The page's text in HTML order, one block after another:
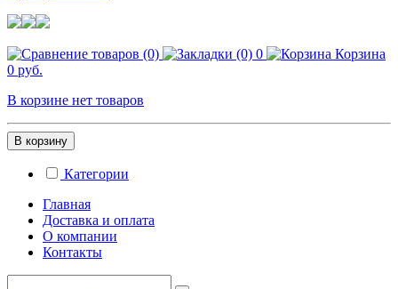
0
Корзина
0 руб.
В корзине нет товаров
В корзину
Категории
Главная
Доставка и оплата
О компании
Контакты